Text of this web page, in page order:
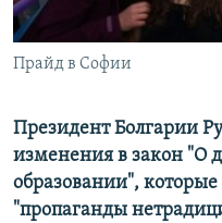
УКРАИНСКАЯ ПРОБЛЕМА
Все сайты RFE/RL
Прайд в Софии
Президент Болгарии
изменения в закон "О
образовании",
"пропаганды